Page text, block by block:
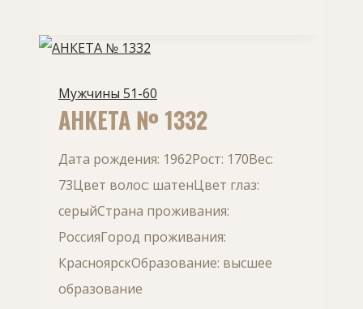
Мужчины 51-60
АНКЕТА № 1332
Дата рождения: 1962Рост: 170Вес:
73Цвет волос: шатенЦвет глаз:
серыйСтрана проживания:
РоссияГород проживания:
КрасноярскОбразование: высшее
образование